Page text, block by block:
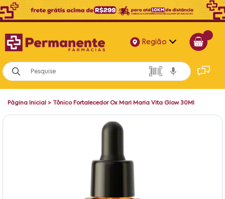
Região
Alagoas
Bahia
Página Inicial > Tônico Fortalecedor Ox Mari Maria Vita Glow 30Ml